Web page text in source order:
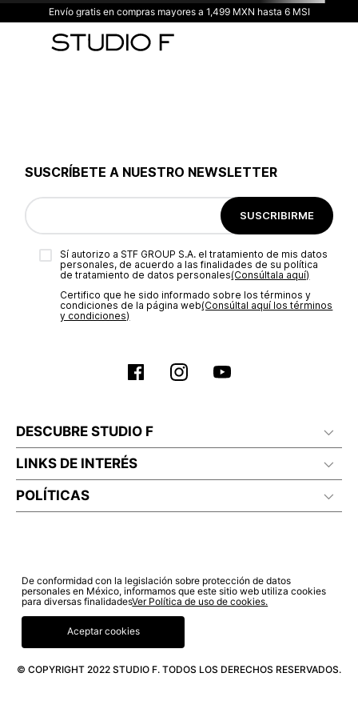
Envío gratis en compras mayores a 1,499 MXN hasta 6 MSI
SUSCRÍBETE A NUESTRO NEWSLETTER
SUSCRIBIRME
Sí autorizo a STF GROUP S.A. el tratamiento de mis datos
personales, de acuerdo a las finalidades de su política
de tratamiento de datos personales‎(Consúltala aquí)
Certifico que he sido informado sobre los términos y
condiciones de la página web‎(Consúltal aquí los términos
y condiciones)
DESCUBRE STUDIO F
LINKS DE INTERÉS
POLÍTICAS
© COPYRIGHT 2022 STUDIO F. TODOS LOS DERECHOS RESERVADOS.
De conformidad con la legislación sobre protección de datos
personales en México, informamos que este sitio web utiliza cookies
para diversas finalidadesVer Política de uso de cookies.
Aceptar cookies